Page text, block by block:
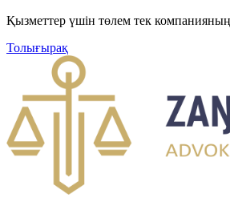
Қызметтер үшін төлем тек
Толығырақ